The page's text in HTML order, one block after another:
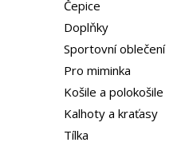
Čepice
Doplňky
Sportovní oblečení
Pro miminka
Košile a polokošile
Kalhoty a kraťasy
Tílka